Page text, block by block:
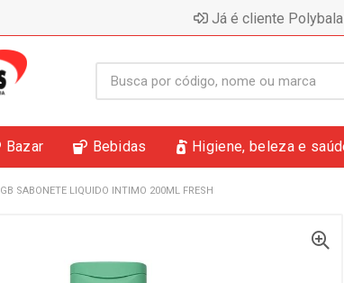
Já é cliente
Bazar Bebidas Higiene, beleza e
GB SABONETE LIQUIDO INTIMO 200ML FRESH